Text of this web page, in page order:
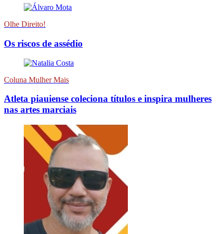
Olhe Direito!
Os riscos de assédio
Coluna Mulher Mais
Atleta piauiense coleciona títulos e inspira mulheres
nas artes marciais